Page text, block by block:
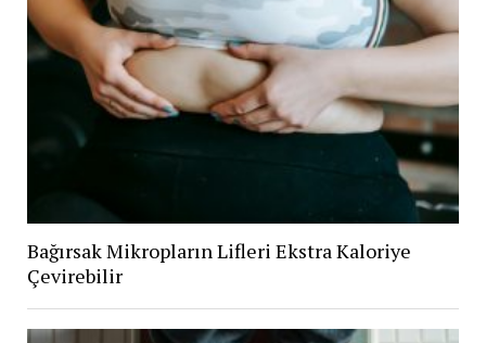
Bağırsak Mikropların Lifleri Ekstra Kaloriye
Çevirebilir